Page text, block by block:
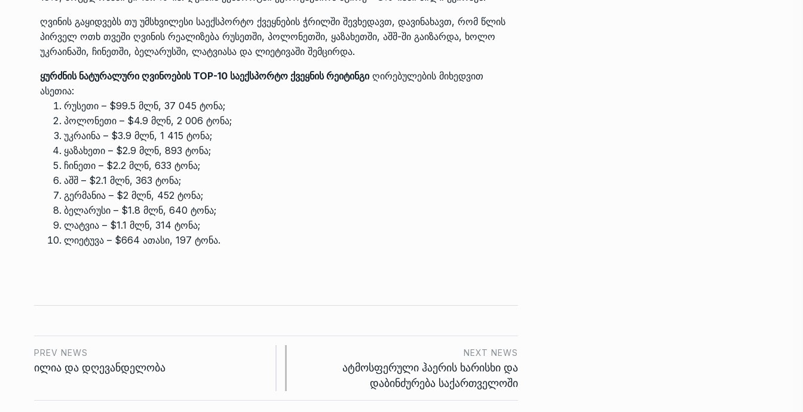
ღვინის გაყიდვებს თუ უმსხვილესი საექსპორტო ქვეყნების ჭრილში შევხედავთ, დავინახავთ, რომ წლის
პირველ ოთხ თვეში ღვინის რეალიზება რუსეთში, პოლონეთში, ყაზახეთში, აშშ-ში გაიზარდა, ხოლო
უკრაინაში, ჩინეთში, ბელარუსში, ლატვიასა და ლიეტივაში შემცირდა.
ყურძნის ნატურალური ღვინოების TOP-10 საექსპორტო ქვეყნის რეიტინგიღირებულების მიხედვით
ასეთია:
რუსეთი – $99.5 მლნ, 37 045 ტონა;
პოლონეთი – $4.9 მლნ, 2 006 ტონა;
უკრაინა – $3.9 მლნ, 1 415 ტონა;
ყაზახეთი – $2.9 მლნ, 893 ტონა;
ჩინეთი – $2.2 მლნ, 633 ტონა;
აშშ – $2.1 მლნ, 363 ტონა;
გერმანია – $2 მლნ, 452 ტონა;
ბელარუსი – $1.8 მლნ, 640 ტონა;
ლატვია – $1.1 მლნ, 314 ტონა;
ლიეტუვა – $664 ათასი, 197 ტონა.
PREV NEWS
ილია და დღევანდელობა
NEXT NEWS
ატმოსფერული ჰაერის ხარისხი და
დაბინძურება საქართველოში